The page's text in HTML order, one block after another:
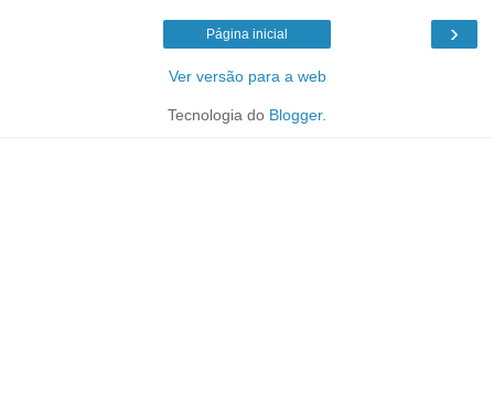
›
Página inicial
Ver versão para a web
Tecnologia do Blogger.